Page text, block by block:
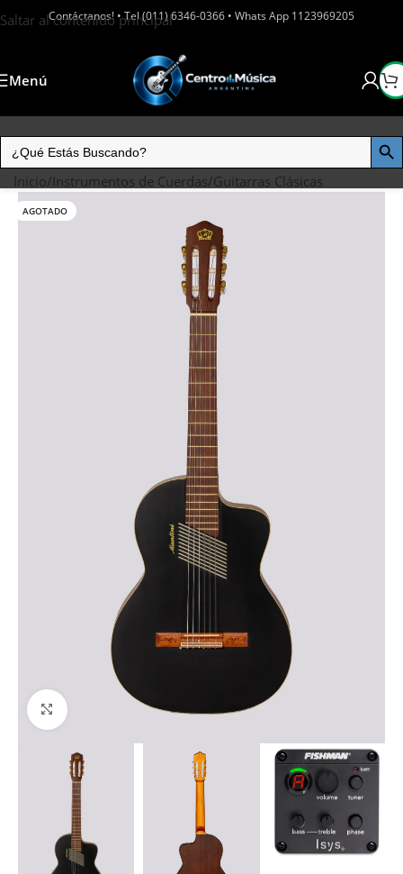
Saltar al contenido principal
Contáctanos! • Tel (011) 6346-0366 • Whats App 1123969205
Menú
Inicio/Instrumentos de Cuerdas/Guitarras Clásicas
AGOTADO
Haga clic para ampliar